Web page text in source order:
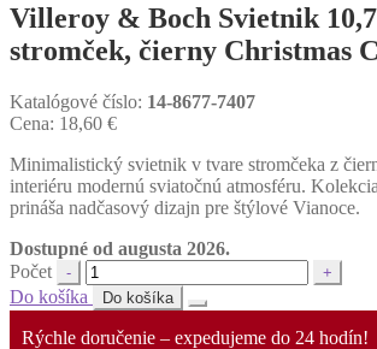
Villeroy & Boch Svietnik
stromček, čierny Christmas
Katalógové číslo: 14-8677-7407
Cena: 18,60 €
Minimalistický svietnik v tvare stromčeka z
interiéru modernú sviatočnú atmosféru.
prináša nadčasový dizajn pre štýlové Vianoce.
Dostupné od augusta 2026.
Počet
Do košíka
Do košíka
Rýchle doručenie – expedujeme do 24 hodín!